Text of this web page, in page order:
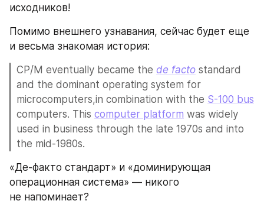
исходников!
Помимо внешнего узнавания, сейчас будет еще
и весьма знакомая история:
CP/M eventually became the de facto standard
and the dominant operating system for
microcomputers,in combination with the S-100 bus
computers. This computer platform was widely
used in business through the late 1970s and into
the mid-1980s.
«Де-факто стандарт» и «доминирующая
операционная система» — никого
не напоминает?